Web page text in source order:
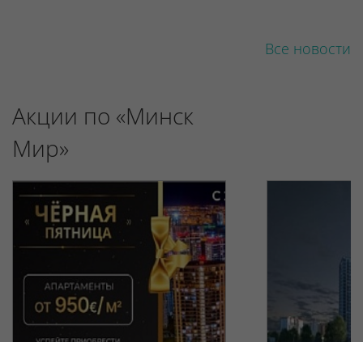
Все новости
Акции по «Минск
Мир»